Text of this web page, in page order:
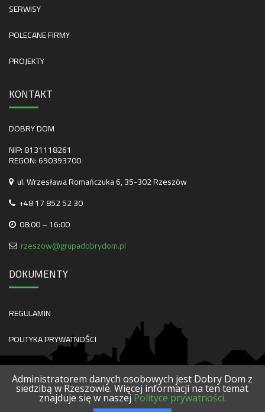
SERWISY
POLECANE FIRMY
PROJEKTY
KONTAKT
DOBRY DOM
NIP: 8131118261
REGON: 690393700
ul. Wrzesława Romańczuka 6, 35-302 Rzeszów
+48 17 852 52 30
08:00 – 16:00
rzeszow@grupadobrydom.pl
DOKUMENTY
REGULAMIN
POLITYKA PRYWATNOŚCI
Administratorem danych osobowych jest Dobry Dom z
siedzibą w Rzeszowie. Więcej informacji na ten temat
znajduje się w naszej Polityce prywatności.